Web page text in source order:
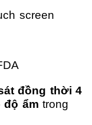
screen
đồng thời 4
độ ẩm trong